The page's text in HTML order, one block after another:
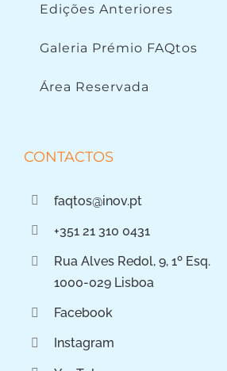
Edições Anteriores
Galeria Prémio FAQtos
Área Reservada
CONTACTOS
faqtos@inov.pt
+351 21 310 0431
Rua Alves Redol, 9, 1º Esq.
1000-029 Lisboa
Facebook
Instagram